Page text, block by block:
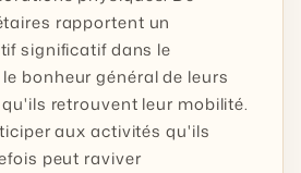
rapportent un
significatif dans le
bonheur général de leurs
retrouvent leur mobilité.
aux activités qu'ils
peut raviver